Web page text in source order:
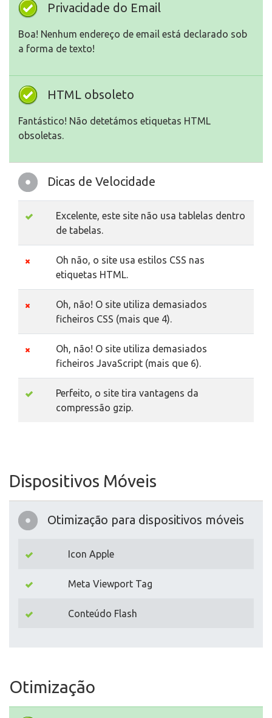
Privacidade do Email
Boa! Nenhum endereço de email está declarado sob
a forma de texto!
HTML obsoleto
Fantástico! Não detetámos etiquetas HTML
obsoletas.
Dicas de Velocidade
Excelente, este site não usa tablelas dentro
de tabelas.
Oh não, o site usa estilos CSS nas
etiquetas HTML.
Oh, não! O site utiliza demasiados
ficheiros CSS (mais que 4).
Oh, não! O site utiliza demasiados
ficheiros JavaScript (mais que 6).
Perfeito, o site tira vantagens da
compressão gzip.
Dispositivos Móveis
Otimização para dispositivos móveis
Icon Apple
Meta Viewport Tag
Conteúdo Flash
Otimização